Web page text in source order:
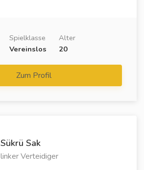
Spielklasse
Vereinslos
Alter
20
Zum Profil
Sükrü Sak
linker Verteidiger